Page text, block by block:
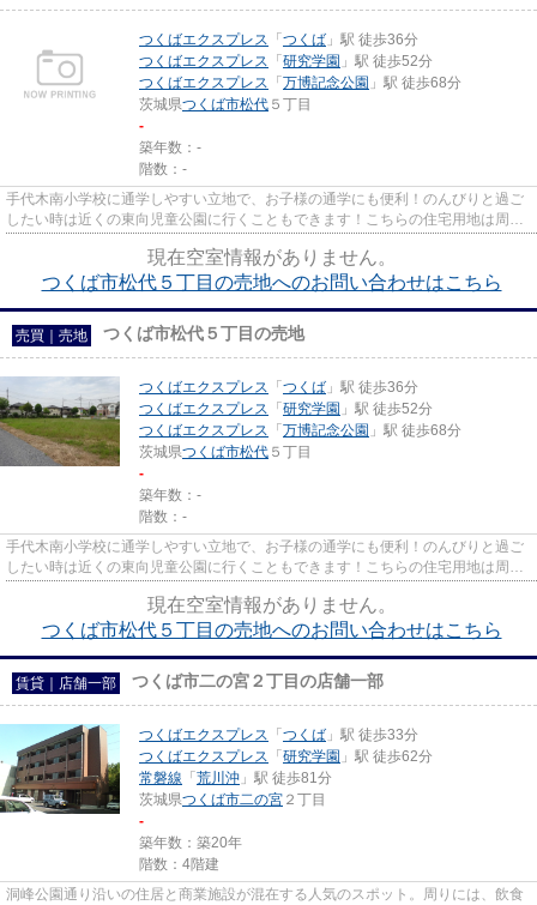
つくばエクスプレス 「 つくば 」駅 徒歩36分
つくばエクスプレス 「 研究学園 」駅 徒歩52分
つくばエクスプレス 「 万博記念公園 」駅 徒歩68分
茨城県つくば市松代 ５丁目
-
築年数：-
階数：-
手代木南小学校に通学しやすい立地で、お子様の通学にも便利！のんびりと過ご
したい時は近くの東向児童公園に行くこともできます！こちらの住宅用地は周囲
現在空室情報がありません。
つくば市松代５丁目の売地へのお問い合わせはこちら
売買｜売地 つくば市松代５丁目の売地
つくばエクスプレス 「 つくば 」駅 徒歩36分
つくばエクスプレス 「 研究学園 」駅 徒歩52分
つくばエクスプレス 「 万博記念公園 」駅 徒歩68分
茨城県つくば市松代 ５丁目
-
築年数：-
階数：-
手代木南小学校に通学しやすい立地で、お子様の通学にも便利！のんびりと過ご
したい時は近くの東向児童公園に行くこともできます！こちらの住宅用地は周囲
現在空室情報がありません。
つくば市松代５丁目の売地へのお問い合わせはこちら
賃貸｜店舗一部 つくば市二の宮２丁目の店舗一部
つくばエクスプレス 「 つくば 」駅 徒歩33分
つくばエクスプレス 「 研究学園 」駅 徒歩62分
常磐線 「 荒川沖 」駅 徒歩81分
茨城県つくば市二の宮 ２丁目
-
築年数：築20年
階数：4階建
洞峰公園通り沿いの住居と商業施設が混在する人気のスポット。周りには、飲食